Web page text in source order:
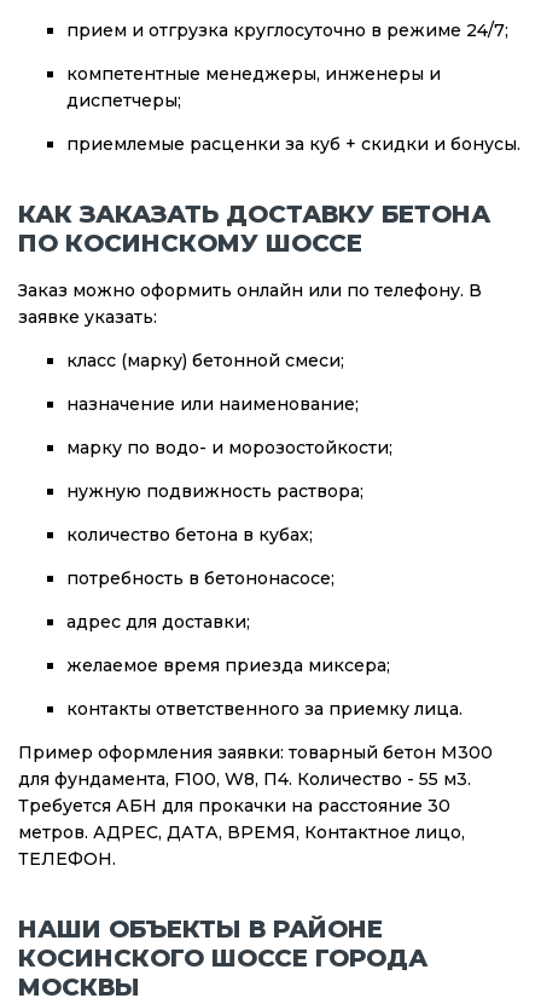
прием и отгрузка круглосуточно в режиме 24/7;
компетентные менеджеры, инженеры и
диспетчеры;
приемлемые расценки за куб + скидки и бонусы.
КАК ЗАКАЗАТЬ ДОСТАВКУ БЕТОНА
ПО КОСИНСКОМУ ШОССЕ
Заказ можно оформить онлайн или по телефону. В
заявке указать:
класс (марку) бетонной смеси;
назначение или наименование;
марку по водо- и морозостойкости;
нужную подвижность раствора;
количество бетона в кубах;
потребность в бетононасосе;
адрес для доставки;
желаемое время приезда миксера;
контакты ответственного за приемку лица.
Пример оформления заявки: товарный бетон М300
для фундамента, F100, W8, П4. Количество - 55 м3.
Требуется АБН для прокачки на расстояние 30
метров. АДРЕС, ДАТА, ВРЕМЯ, Контактное лицо,
ТЕЛЕФОН.
НАШИ ОБЪЕКТЫ В РАЙОНЕ
КОСИНСКОГО ШОССЕ ГОРОДА
МОСКВЫ